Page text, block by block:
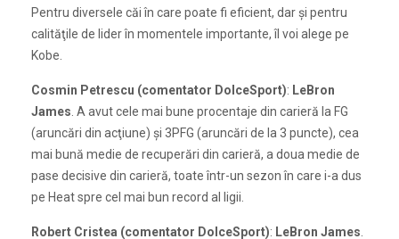
Pentru diversele căi în care poate fi eficient, dar şi pentru
calităţile de lider în momentele importante, îl voi alege pe
Kobe.
Cosmin Petrescu (comentator DolceSport): LeBron
James . A avut cele mai bune procentaje din carieră la FG
(aruncări din acţiune) şi 3PFG (aruncări de la 3 puncte), cea
mai bună medie de recuperări din carieră, a doua medie de
pase decisive din carieră, toate într-un sezon în care i-a dus
pe Heat spre cel mai bun record al ligii.
Robert Cristea (comentator DolceSport): LeBron James